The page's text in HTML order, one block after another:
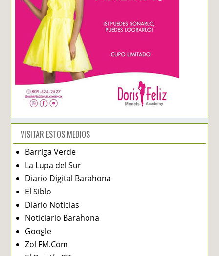
VISITAR ESTOS MEDIOS
Barriga Verde
La Lupa del Sur
Diario Digital Barahona
El Siblo
Diario Noticias
Noticiario Barahona
Google
Zol FM.Com